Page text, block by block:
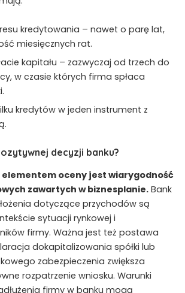
kredytowania – nawet o parę lat,
miesięcznych rat.
kapitału – zazwyczaj od trzech do
w czasie których firma spłaca
kredytów w jeden instrument z
decyzji banku?
elementem oceny jest wiarygodność
zawartych w biznesplanie. Bank
dotyczące przychodów są
sytuacji rynkowej i
firmy. Ważna jest też postawa
dokapitalizowania spółki lub
zabezpieczenia zwiększa
rozpatrzenie wniosku. Warunki
firmy w banku mogą